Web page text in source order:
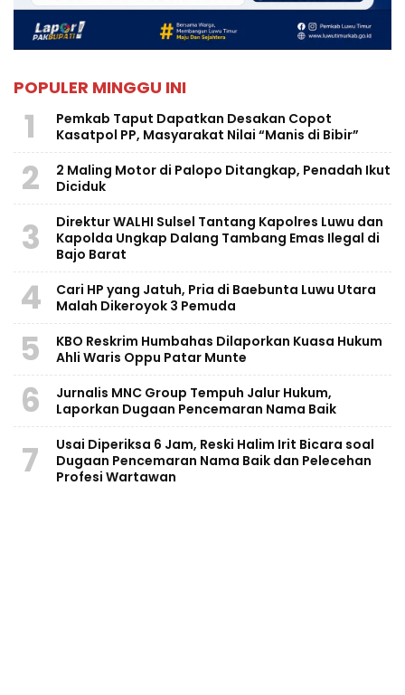
POPULER MINGGU INI
1
Pemkab Taput Dapatkan Desakan Copot
Kasatpol PP, Masyarakat Nilai “Manis di Bibir”
2
2 Maling Motor di Palopo Ditangkap, Penadah Ikut
Diciduk
3
Direktur WALHI Sulsel Tantang Kapolres Luwu dan
Kapolda Ungkap Dalang Tambang Emas Ilegal di
Bajo Barat
4
Cari HP yang Jatuh, Pria di Baebunta Luwu Utara
Malah Dikeroyok 3 Pemuda
5
KBO Reskrim Humbahas Dilaporkan Kuasa Hukum
Ahli Waris Oppu Patar Munte
6
Jurnalis MNC Group Tempuh Jalur Hukum,
Laporkan Dugaan Pencemaran Nama Baik
7
Usai Diperiksa 6 Jam, Reski Halim Irit Bicara soal
Dugaan Pencemaran Nama Baik dan Pelecehan
Profesi Wartawan